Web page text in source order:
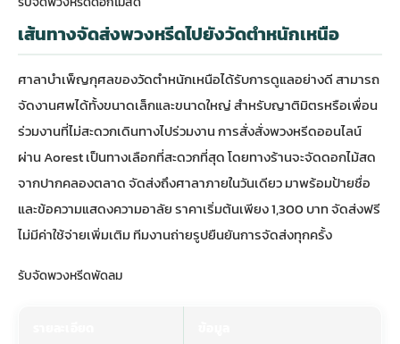
เส้นทางจัดส่งพวงหรีดไปยังวัดตำหนักเหนือ
ศาลาบำเพ็ญกุศลของวัดตำหนักเหนือได้รับการดูแลอย่างดี สามารถ
จัดงานศพได้ทั้งขนาดเล็กและขนาดใหญ่ สำหรับญาติมิตรหรือเพื่อน
ร่วมงานที่ไม่สะดวกเดินทางไปร่วมงาน การสั่งสั่งพวงหรีดออนไลน์
ผ่าน Aorest เป็นทางเลือกที่สะดวกที่สุด โดยทางร้านจะจัดดอกไม้สด
จากปากคลองตลาด จัดส่งถึงศาลาภายในวันเดียว มาพร้อมป้ายชื่อ
และข้อความแสดงความอาลัย ราคาเริ่มต้นเพียง 1,300 บาท จัดส่งฟรี
ไม่มีค่าใช้จ่ายเพิ่มเติม ทีมงานถ่ายรูปยืนยันการจัดส่งทุกครั้ง
รับจัดพวงหรีดพัดลม